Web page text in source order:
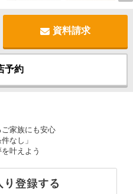
資料請求
予約
家族にも安心
なし」
叶えよう